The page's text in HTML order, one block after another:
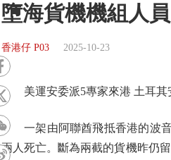
墮海貨機機組人
香港仔 P03 2025-10-23
美運安委派5專家來港 土耳其
一架由阿聯酋飛抵香港的波音
兩人死亡。斷為兩截的貨機昨仍